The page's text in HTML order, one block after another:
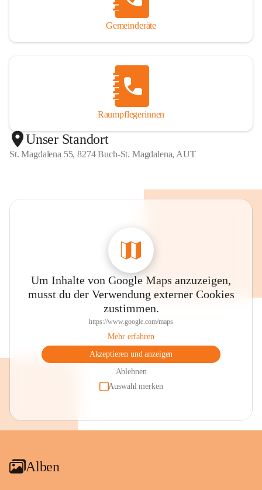
Gemeinderäte
Raumpflegerinnen
Unser Standort
St. Magdalena 55, 8274 Buch-St. Magdalena, AUT
Um Inhalte von Google Maps anzuzeigen,
musst du der Verwendung externer Cookies
zustimmen.
https://www.google.com/maps
Mehr erfahren
Akzeptieren und anzeigen
Ablehnen
Auswahl merken
Alben